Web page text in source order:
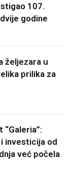
107.
godine
željezara u
prilika za
investicija od
već počela